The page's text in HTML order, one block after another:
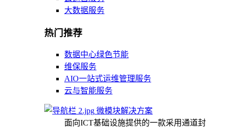
大数据服务
热门推荐
数据中心绿色节能
维保服务
AIO一站式运维管理服务
云与智能服务
微模块解决方案
面向ICT基础设施提供的一款采用通道封